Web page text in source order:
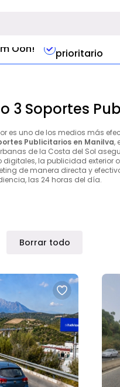
Ooh! prioritario
3 Soportes
es uno de los medios más
Publicitarios en Manilva,
de la Costa del Sol
la publicidad exterior
de manera directa y
las 24 horas del día.
Borrar todo